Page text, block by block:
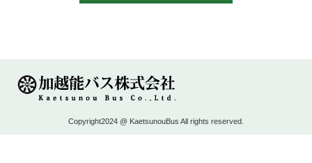
Copyright2024 @ KaetsunouBus All rights reserved.